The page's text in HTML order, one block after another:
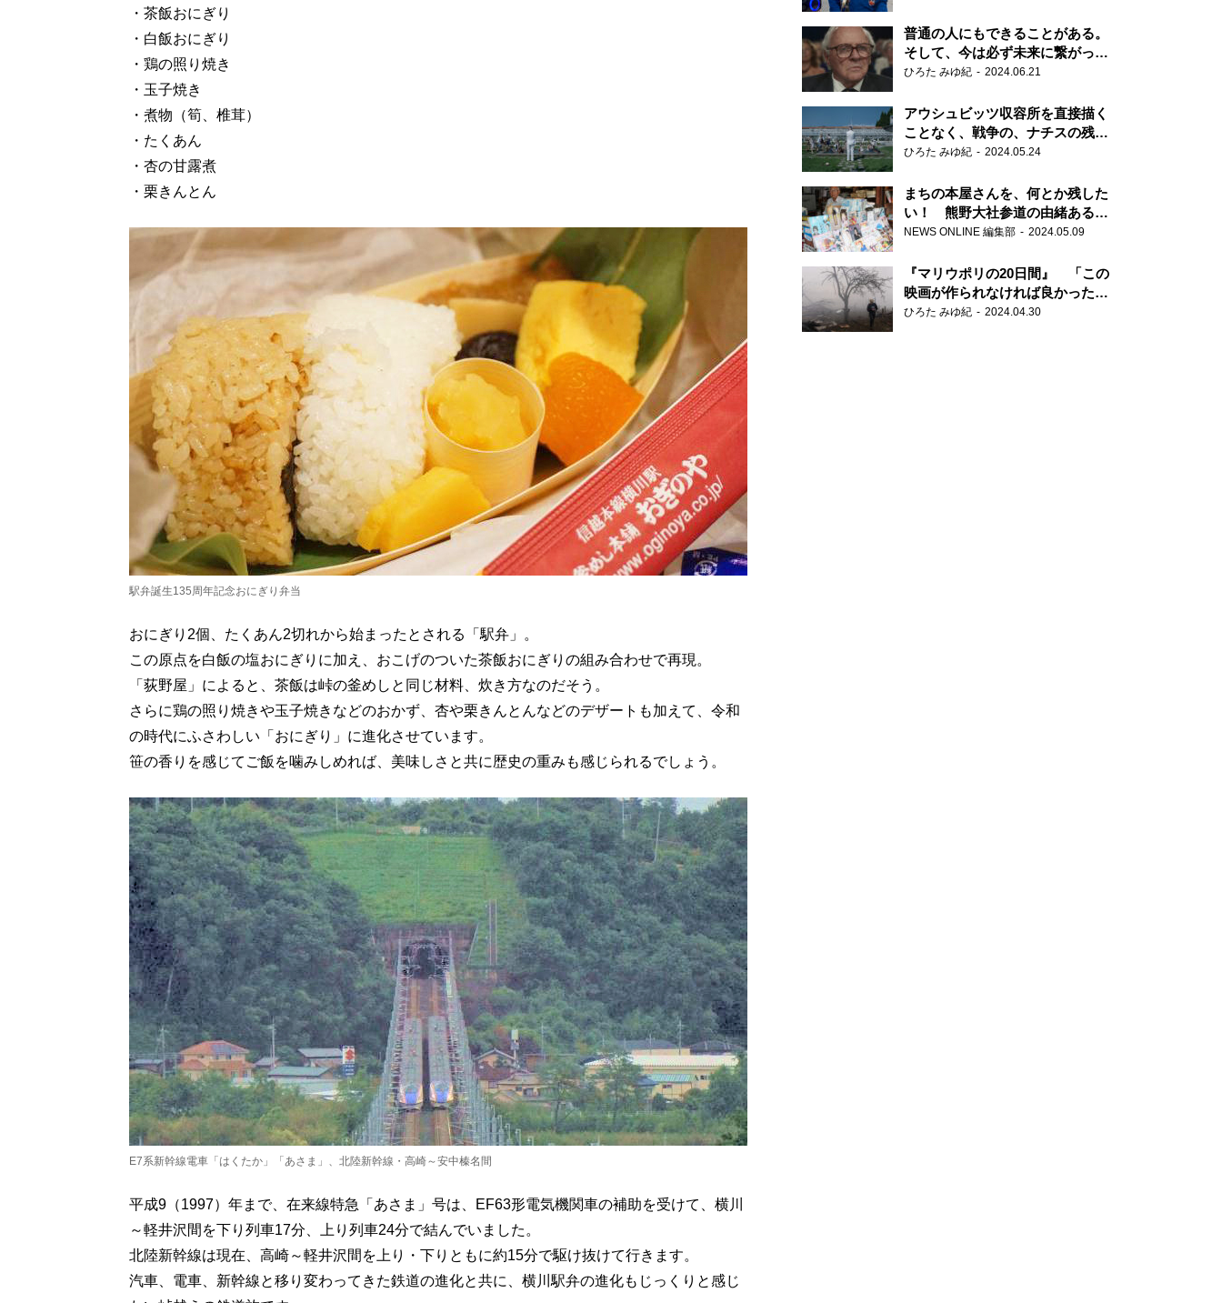
・茶飯おにぎり
・白飯おにぎり
・鶏の照り焼き
・玉子焼き
・煮物（筍、椎茸）
・たくあん
・杏の甘露煮
・栗きんとん
駅弁誕生135周年記念おにぎり弁当
おにぎり2個、たくあん2切れから始まったとされる「駅弁」。
この原点を白飯の塩おにぎりに加え、おこげのついた茶飯おにぎりの組み合わせで再現。
「荻野屋」によると、茶飯は峠の釜めしと同じ材料、炊き方なのだそう。
さらに鶏の照り焼きや玉子焼きなどのおかず、杏や栗きんとんなどのデザートも加えて、令和
の時代にふさわしい「おにぎり」に進化させています。
笹の香りを感じてご飯を噛みしめれば、美味しさと共に歴史の重みも感じられるでしょう。
E7系新幹線電車「はくたか」「あさま」、北陸新幹線・高崎～安中榛名間
平成9（1997）年まで、在来線特急「あさま」号は、EF63形電気機関車の補助を受けて、横川
～軽井沢間を下り列車17分、上り列車24分で結んでいました。
北陸新幹線は現在、高崎～軽井沢間を上り・下りともに約15分で駆け抜けて行きます。
汽車、電車、新幹線と移り変わってきた鉄道の進化と共に、横川駅弁の進化もじっくりと感じ
普通の人にもできることがある。
そして、今は必ず未来に繋がって
いく……『ONE LIFE 奇跡が繋い
ひろた みゆ紀 2024.06.21
アウシュビッツ収容所を直接描く
ことなく、戦争の、ナチスの残虐
さが見える映画 『関心領域』
ひろた みゆ紀 2024.05.24
まちの本屋さんを、何とか残した
い！ 熊野大社参道の由緒ある書
店・三代目の強い思い
NEWS ONLINE 編集部 2024.05.09
『マリウポリの20日間』 「この
映画が作られなければ良かった」
と語る監督
ひろた みゆ紀 2024.04.30